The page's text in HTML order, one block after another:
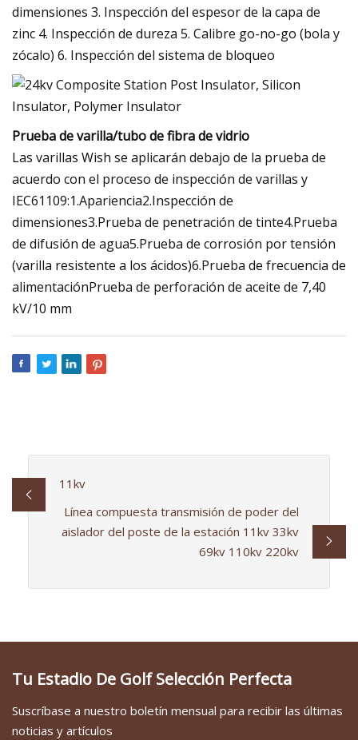
dimensiones 3. Inspección del espesor de la capa de
zinc 4. Inspección de dureza 5. Calibre go-no-go (bola y
zócalo) 6. Inspección del sistema de bloqueo
Prueba de varilla/tubo de fibra de vidrio
Las varillas Wish se aplicarán debajo de la prueba de
acuerdo con el proceso de inspección de varillas y
IEC61109:1.Apariencia2.Inspección de
dimensiones3.Prueba de penetración de tinte4.Prueba
de difusión de agua5.Prueba de corrosión por tensión
(varilla resistente a los ácidos)6.Prueba de frecuencia de
alimentaciónPrueba de perforación de aceite de 7,40
kV/10 mm
11kv
Línea compuesta transmisión de poder del
aislador del poste de la estación 11kv 33kv
69kv 110kv 220kv
Tu Estadio De Golf Selección Perfecta
Suscríbase a nuestro boletín mensual para recibir las últimas
noticias y artículos